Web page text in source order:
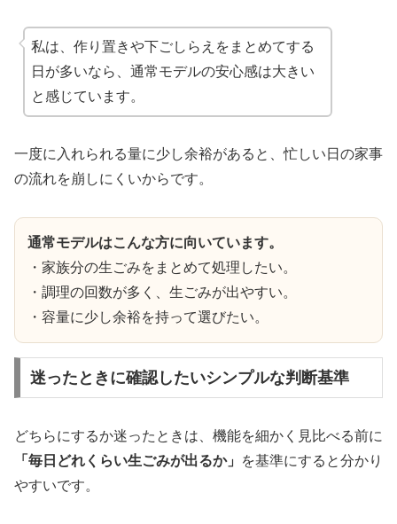
私は、作り置きや下ごしらえをまとめてする
日が多いなら、通常モデルの安心感は大きい
と感じています。
一度に入れられる量に少し余裕があると、忙しい日の家事
の流れを崩しにくいからです。
通常モデルはこんな方に向いています。
・家族分の生ごみをまとめて処理したい。
・調理の回数が多く、生ごみが出やすい。
・容量に少し余裕を持って選びたい。
迷ったときに確認したいシンプルな判断基準
どちらにするか迷ったときは、機能を細かく見比べる前に
「毎日どれくらい生ごみが出るか」
を基準にすると分かり
やすいです。